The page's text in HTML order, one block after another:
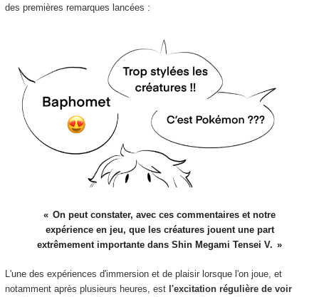
des premières remarques lancées :
On peut constater, avec ces commentaires et notre
expérience en jeu, que les créatures jouent une part
extrêmement importante dans Shin Megami Tensei V.
L'une des expériences d'immersion et de plaisir lorsque l'on joue, et
notamment après plusieurs heures, est l'excitation régulière de voir